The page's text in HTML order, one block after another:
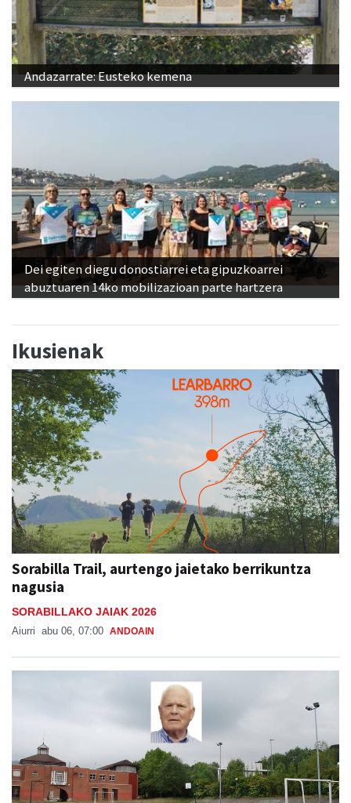
Andazarrate: Eusteko kemena
Dei egiten diegu donostiarrei eta gipuzkoarrei
abuztuaren 14ko mobilizazioan parte hartzera
Ikusienak
Sorabilla Trail, aurtengo jaietako berrikuntza
nagusia
SORABILLAKO JAIAK 2026
Aiurri abu 06, 07:00 ANDOAIN